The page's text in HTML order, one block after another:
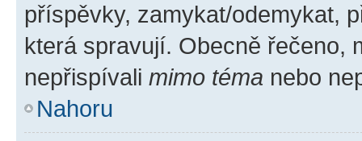
příspěvky, zamykat/odemykat,
která spravují. Obecně řečeno,
nepřispívali mimo téma nebo
Nahoru